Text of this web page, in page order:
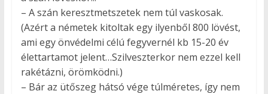
– A szán keresztmetszetek nem túl vaskosak.
(Azért a németek kitoltak egy ilyenből 800 lövést,
ami egy önvédelmi célú fegyvernél kb 15-20 év
élettartamot jelent…Szilveszterkor nem ezzel kell
rakétázni, örömködni.)
– Bár az ütőszeg hátsó vége túlméretes, így nem